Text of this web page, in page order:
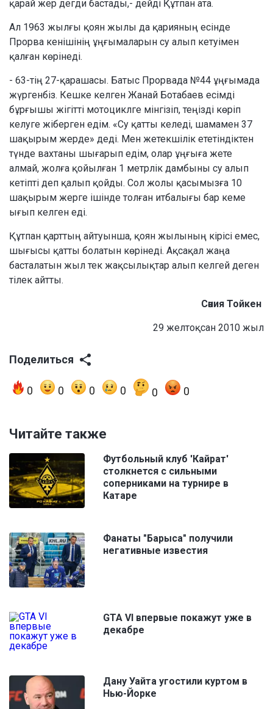
қарай жер дегди бастады,- дейді Құтпан ата.
Ал 1963 жылғы қоян жылы да қарияның есінде
Прорва кенішінің ұңғымаларын су алып кетуімен
қалған көрінеді.
- 63-тің 27-қарашасы. Батыс Прорвада №44 ұңғымада
жүргенбіз. Кешке келген Жанай Ботабаев есімді
бұрғышы жігітті мотоциклге мінгізіп, теңізді көріп
келуге жіберген едім. «Су қатты келеді, шамамен 37
шақырым жерде» деді. Мен жетекшілік ететіндіктен
түнде вахтаны шығарып едім, олар ұңғыға жете
алмай, жолға қойылған 1 метрлік дамбыны су алып
кетіпті деп қалып қойды. Сол жолы қасымызға 10
шақырым жерге ішінде толған итбалығы бар кеме
ығып келген еді.
Құтпан қарттың айтуынша, қоян жылының кірісі емес,
шығысы қатты болатын көрінеді. Ақсақал жаңа
басталатын жыл тек жақсылықтар алып келгей деген
тілек айтты.
Сәния Тойкен
29 желтоқсан 2010 жыл
Поделиться
0 0 0 0 0 0
Читайте также
Футбольный клуб 'Кайрат'
столкнется с сильными
соперниками на турнире в
Катаре
Фанаты "Барыса" получили
негативные известия
GTA VI впервые покажут уже в
декабре
Дану Уайта угостили куртом в
Нью-Йорке